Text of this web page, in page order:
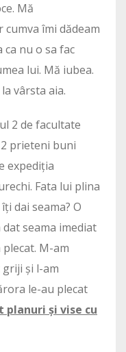
Mă
îmi dădeam
ca nu o sa fac
lui. Mă iubea.
vârsta aia.
2 de facultate
prieteni buni
expediția
Fata lui plina
dai seama? O
seama imediat
M-am
și l-am
le-au plecat
planuri și vise cu